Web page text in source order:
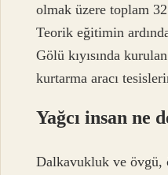
olmak üzere toplam
Teorik eğitimin
Gölü kıyısında
kurtarma aracı
Yağcı insan ne
Dalkavukluk ve övgü,